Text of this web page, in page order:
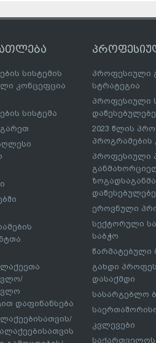
სისტემის
კონცეფცია
სისტემა
დაფინანსება
პროფესიული
სტრატეგია
პროფესიული
2023 წლის
პროგრამების
პროფესიული
ეროვნული
სექტორული
საბჭო
წარმატებული
გახდი
დასაქმდი
სასარგებლო
კვლევები
საქართველოს